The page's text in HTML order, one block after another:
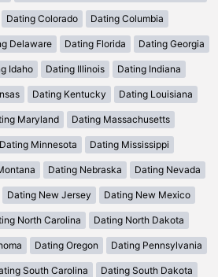
Dating Colorado Dating Columbia
Delaware Dating Florida Dating Georgia
Idaho Dating Illinois Dating Indiana
Dating Kentucky Dating Louisiana
Maryland Dating Massachusetts
Dating Minnesota Dating Mississippi
Dating Nebraska Dating Nevada
Dating New Jersey Dating New Mexico
North Carolina Dating North Dakota
Dating Oregon Dating Pennsylvania
South Carolina Dating South Dakota